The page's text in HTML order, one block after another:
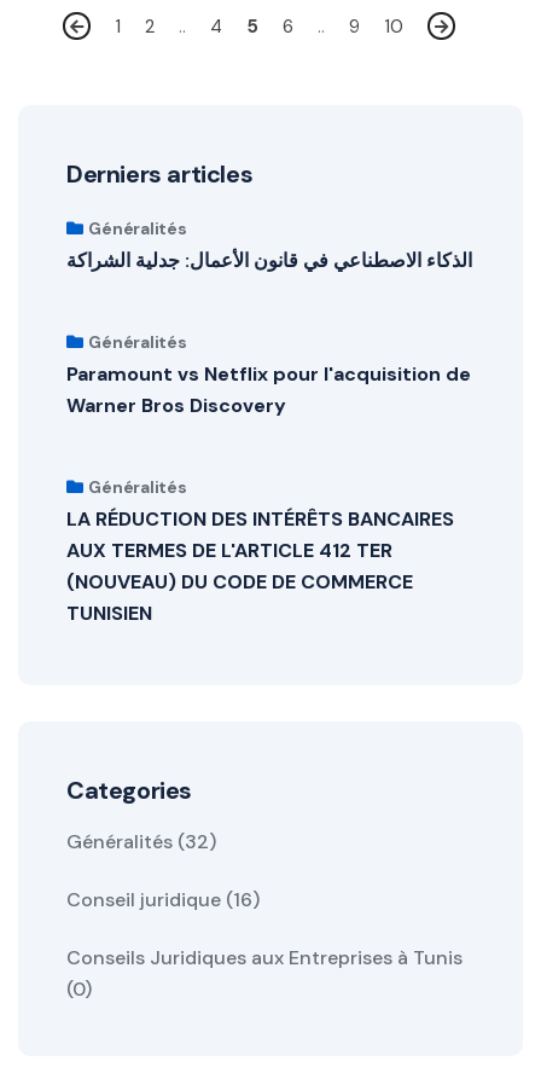
1 2 .. 4 5 6 .. 9 10
Derniers articles
Généralités
الذكاء الاصطناعي في قانون الأعمال: جدلية الشراكة
Généralités
Paramount vs Netflix pour l'acquisition de
Warner Bros Discovery
Généralités
LA RÉDUCTION DES INTÉRÊTS BANCAIRES
AUX TERMES DE L'ARTICLE 412 TER
(NOUVEAU) DU CODE DE COMMERCE
TUNISIEN
Categories
Généralités (32)
Conseil juridique (16)
Conseils Juridiques aux Entreprises à Tunis
(0)